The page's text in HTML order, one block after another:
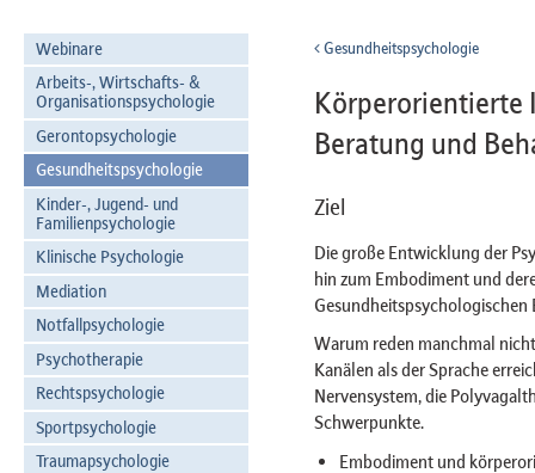
Webinare
Arbeits-, Wirtschafts- &
Organisationspsychologie
Gerontopsychologie
Gesundheitspsychologie
Kinder-, Jugend- und
Familienpsychologie
Klinische Psychologie
Mediation
Notfallpsychologie
Psychotherapie
Rechtspsychologie
Sportpsychologie
Traumapsychologie
Gesundheitspsychologie
Körperorientierte
Beratung und
Ziel
Die große Entwicklung der
hin zum Embodiment und
Gesundheitspsychologischen
Warum reden manchmal
Kanälen als der Sprache
Nervensystem, die
Schwerpunkte.
Embodiment und